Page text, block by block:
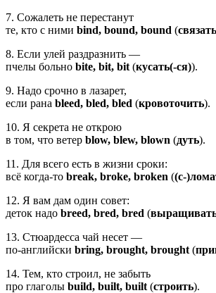
7. Сожалеть не перестанут
те, кто с ними bind, bound, bound (связать
8. Если улей раздразнить —
пчелы больно bite, bit, bit (кусать(-ся)).
9. Надо срочно в лазарет,
если рана bleed, bled, bled (кровоточить).
10. Я секрета не открою
в том, что ветер blow, blew, blown (дуть).
11. Для всего есть в жизни сроки:
всё когда-то break, broke, broken ((с-
12. Я вам дам один совет:
деток надо breеd, bred, bred (
13. Стюардесса чай несет —
по-английски bring, brought, brought (
14. Тем, кто строил, не забыть
про глаголы build, built, built (строить).